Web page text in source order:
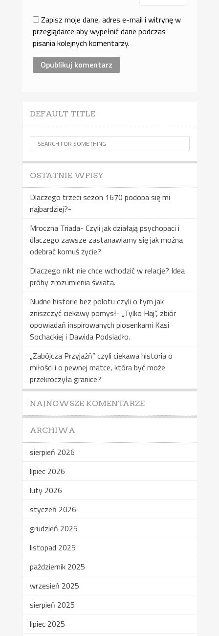
Zapisz moje dane, adres e-mail i witrynę w
przeglądarce aby wypełnić dane podczas
pisania kolejnych komentarzy.
DEFAULT TITLE
OSTATNIE WPISY
Dlaczego trzeci sezon 1670 podoba się mi
najbardziej?-
Mroczna Triada- Czyli jak działają psychopaci i
dlaczego zawsze zastanawiamy się jak można
odebrać komuś życie?
Dlaczego nikt nie chce wchodzić w relacje? Idea
próby zrozumienia świata.
Nudne historie bez polotu czyli o tym jak
zniszczyć ciekawy pomysł- „Tylko Haj”, zbiór
opowiadań inspirowanych piosenkami Kasi
Sochackiej i Dawida Podsiadło.
„Zabójcza Przyjaźń” czyli ciekawa historia o
miłości i o pewnej matce, która być może
przekroczyła granice?
NAJNOWSZE KOMENTARZE
ARCHIWA
sierpień 2026
lipiec 2026
luty 2026
styczeń 2026
grudzień 2025
listopad 2025
październik 2025
wrzesień 2025
sierpień 2025
lipiec 2025